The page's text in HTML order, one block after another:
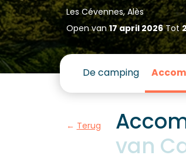
Les Cévennes, Alès
Open van17 april 2026Tot
De camping
Terug
van